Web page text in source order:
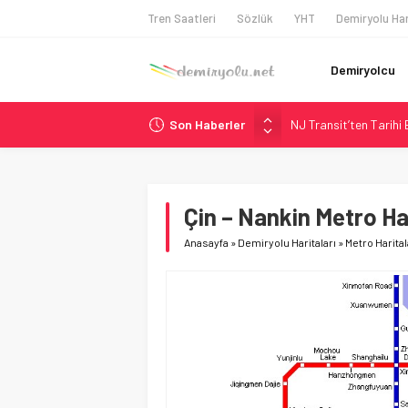
Tren Saatleri Sözlük YHT Demiryolu
Demiryolcu
Son Haberler
NJ Transit’ten Tarihi
Rocky Mountain,
Long Beach
Chicago’da Metra
Çin – Nankin Metro
Anasayfa » Demiryolu Haritaları » Metro